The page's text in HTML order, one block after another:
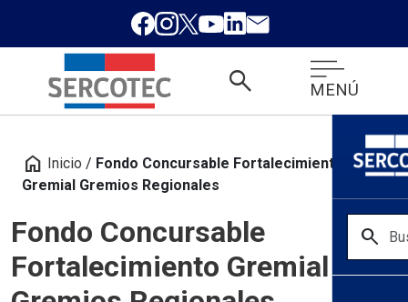
search MENÚ
search
home Inicio / Fondo Concursable Fortalecimiento
Gremial Gremios Regionales
Fondo Concursable
Fortalecimiento Gremial